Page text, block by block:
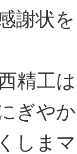
謝状
精工
ぎや
しま